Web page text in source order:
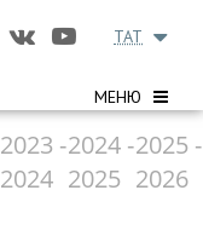
МЕНЮ
TAT
2023 -
2024
2024 -
2025
2025 -
2026